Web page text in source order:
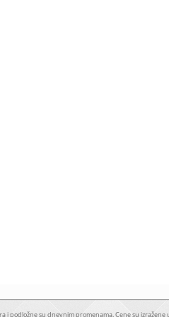
podložne su dnevnim promenama. Cene su